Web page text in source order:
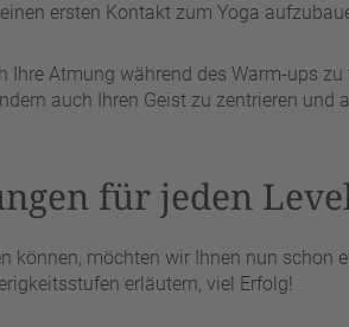
ersten Kontakt zum Yoga
Ihre Atmung während des Warm-ups
auch Ihren Geist zu zentrieren und
für jeden
können, möchten wir Ihnen nun schon
erläutern, viel Erfolg!